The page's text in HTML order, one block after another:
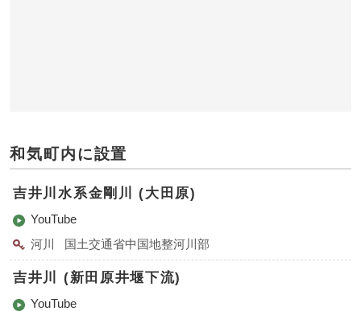
和気町内に設置
吉井川水系金剛川 (大田原)
YouTube
河川
国土交通省中国地整河川部
吉井川 (新田原井堰下流)
YouTube